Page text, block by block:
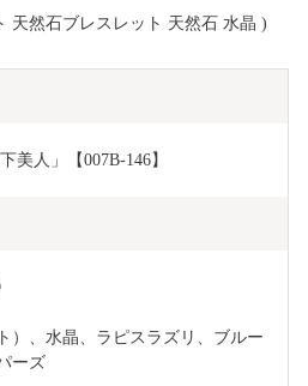
天然石ブレスレット 天然石 水晶 )
美人」【007B-146】
、水晶、ラピスラズリ、ブルー
ーズ